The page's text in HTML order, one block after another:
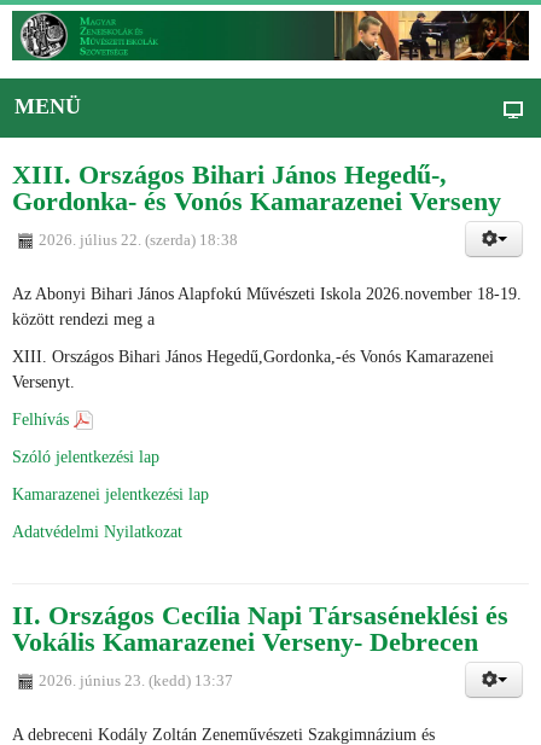
MENÜ
XIII. Országos Bihari János Hegedű-,
Gordonka- és Vonós Kamarazenei Verseny
2026. július 22. (szerda) 18:38
Az Abonyi Bihari János Alapfokú Művészeti Iskola 2026.november 18-19.
között rendezi meg a
XIII. Országos Bihari János Hegedű,Gordonka,-és Vonós Kamarazenei
Versenyt.
Felhívás
Szóló jelentkezési lap
Kamarazenei jelentkezési lap
Adatvédelmi Nyilatkozat
II. Országos Cecília Napi Társaséneklési és
Vokális Kamarazenei Verseny- Debrecen
2026. június 23. (kedd) 13:37
A debreceni Kodály Zoltán Zeneművészeti Szakgimnázium és